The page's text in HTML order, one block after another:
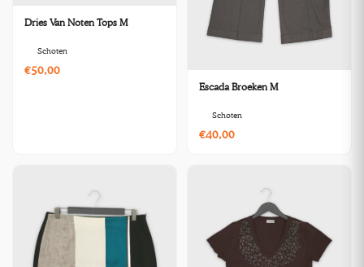
Dries Van Noten Tops M
Schoten
€50,00
Escada Broeken M
Schoten
€40,00